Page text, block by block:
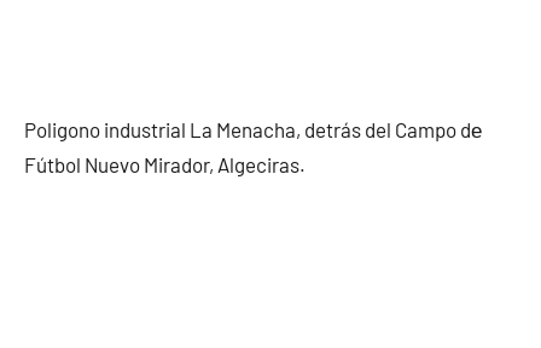
Poligono industrial La Menacha, detrás del Campo dе
Fútbol Nuevo Mirador, Algeciras.